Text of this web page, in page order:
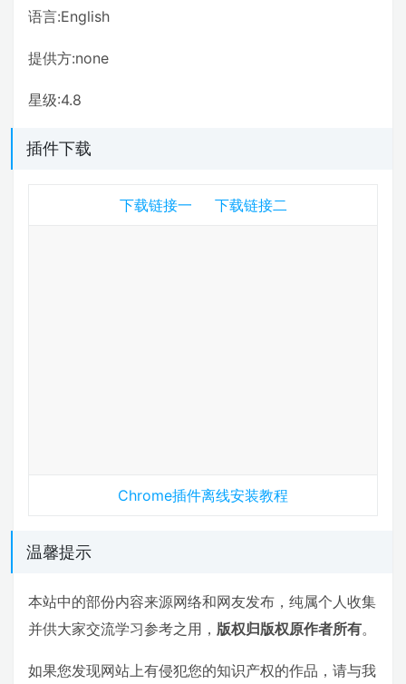
语言:English
提供方:none
星级:4.8
插件下载
下载链接一 下载链接二
Chrome插件离线安装教程
温馨提示
本站中的部份内容来源网络和网友发布，纯属个人收集
并供大家交流学习参考之用， 版权归版权原作者所有。
如果您发现网站上有侵犯您的知识产权的作品，请与我